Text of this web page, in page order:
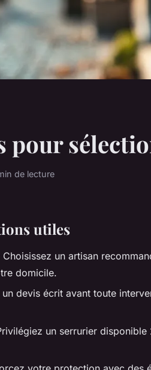
pour
de lecture
utiles
Choisissez un artisan
domicile.
devis écrit avant toute
un serrurier